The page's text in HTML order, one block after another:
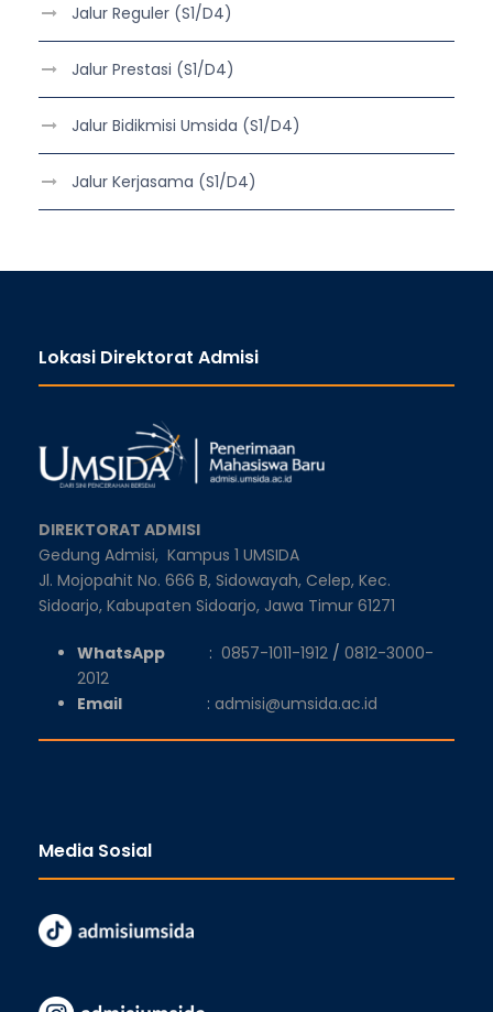
Jalur Reguler (S1/D4)
Jalur Prestasi (S1/D4)
Jalur Bidikmisi Umsida (S1/D4)
Jalur Kerjasama (S1/D4)
Lokasi Direktorat Admisi
DIREKTORAT ADMISI
Gedung Admisi, Kampus 1 UMSIDA
Jl. Mojopahit No. 666 B, Sidowayah, Celep, Kec.
Sidoarjo, Kabupaten Sidoarjo, Jawa Timur 61271
WhatsApp : 0857-1011-1912 / 0812-3000-
2012
Email
: admisi@umsida.ac.id
Media Sosial